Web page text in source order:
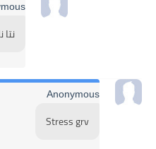
Anonymous
Stress grv